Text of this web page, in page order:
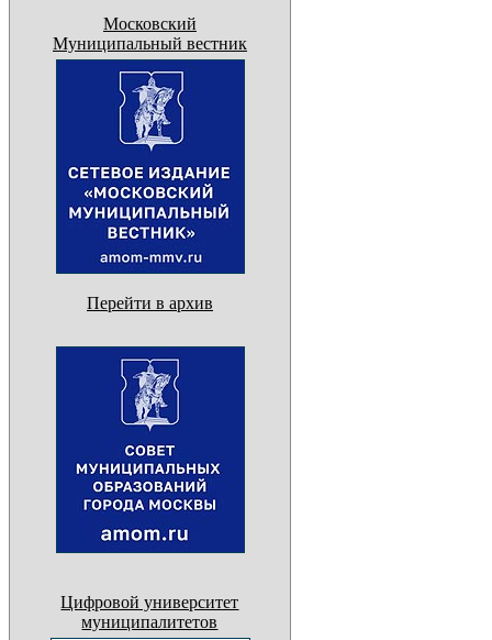
Московский
Муниципальный вестник
Перейти в архив
Цифровой университет
муниципалитетов